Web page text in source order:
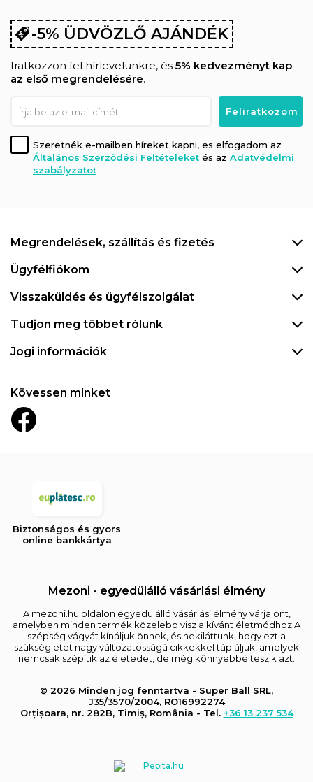
-5% ÜDVÖZLŐ AJÁNDÉK
Iratkozzon fel hírlevelünkre, és 5% kedvezményt kap
az első megrendelésére.
Szeretnék e-mailben híreket kapni, es elfogadom az
Általános Szerződési Feltételeket és az Adatvédelmi
szabályzatot
Megrendelések, szállítás és fizetés
Ügyfélfiókom
Visszaküldés és ügyfélszolgálat
Tudjon meg többet rólunk
Jogi információk
Kövessen minket
Biztonságos és gyors
online bankkártya
Mezoni - egyedülálló vásárlási élmény
A mezoni.hu oldalon egyedülálló vásárlási élmény várja önt,
amelyben minden termék közelebb visz a kívánt életmódhoz.A
szépség vágyát kínáljuk önnek, és nekiláttunk, hogy ezt a
szükségletet nagy változatosságú cikkekkel tápláljuk, amelyek
nemcsak szépítik az életedet, de még könnyebbé teszik azt.
© 2026 Minden jog fenntartva - Super Ball SRL,
J35/3570/2004, RO16992274
Orțișoara, nr. 282B, Timiș, România - Tel. +36 13 237 534